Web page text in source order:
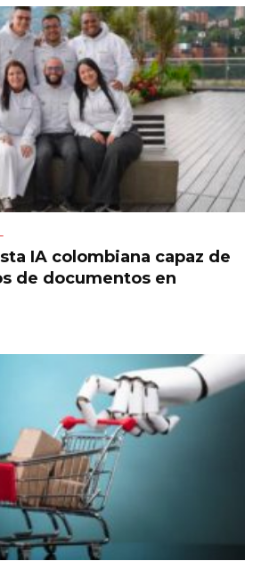
IA colombiana capaz de
de documentos en